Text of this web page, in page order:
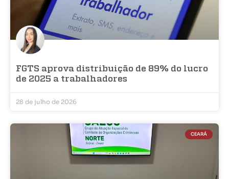
FGTS aprova distribuição de 89% do lucro
de 2025 a trabalhadores
28 de julho de 2026
CEARÁ